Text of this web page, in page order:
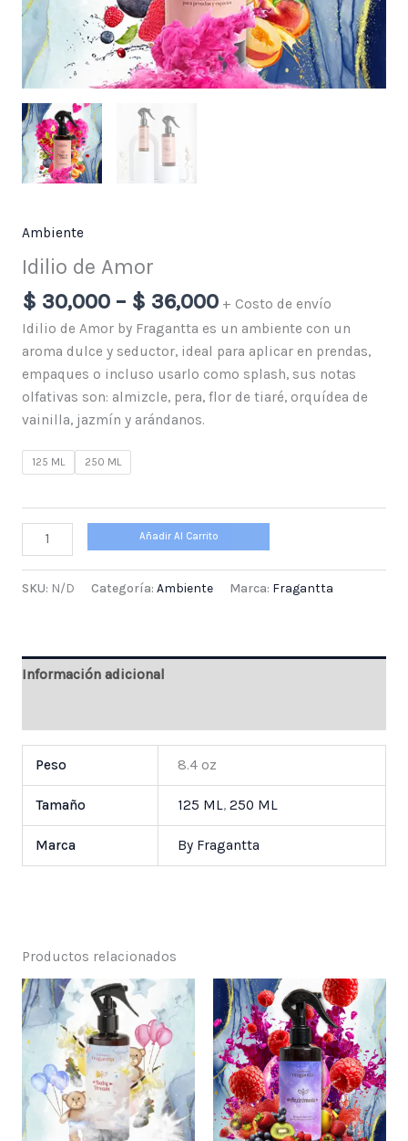
Ambiente
Idilio de Amor
$ 30,000 – $ 36,000 + Costo de envío
Idilio de Amor by Fragantta es un ambiente con un
aroma dulce y seductor, ideal para aplicar en prendas,
empaques o incluso usarlo como splash, sus notas
olfativas son: almizcle, pera, flor de tiaré, orquídea de
vainilla, jazmín y arándanos.
125 ML 250 ML
Añadir Al Carrito
SKU: N/D Categoría: Ambiente Marca: Fragantta
Información adicional
Peso 8.4 oz
Tamaño 125 ML, 250 ML
Marca By Fragantta
Productos relacionados
Price
range:
$ 30,000
through
$ 36,000
Price
range:
$ 30,000
through
$ 36,000